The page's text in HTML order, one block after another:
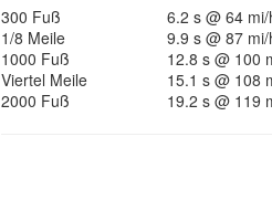
300 Fuß
6.2 s @ 64 mi/
1/8 Meile
9.9 s @ 87 mi/
1000 Fuß
12.8 s @ 100
Viertel Meile
15.1 s @ 108
2000 Fuß
19.2 s @ 119